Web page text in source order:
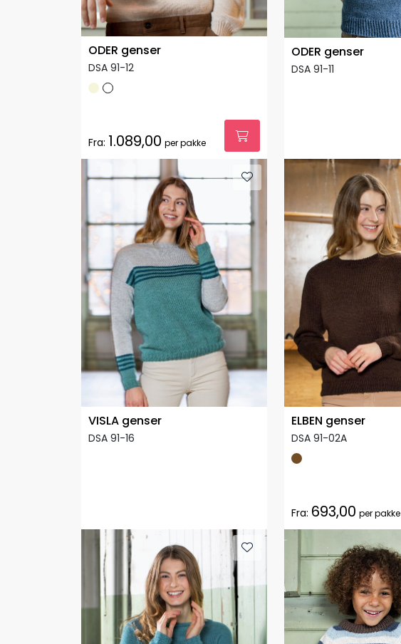
ODER genser
DSA 91-12
Fra: 1.089,00 per pakke
ODER genser
DSA 91-11
VISLA genser
DSA 91-16
ELBEN genser
DSA 91-02A
Fra: 693,00 per pakke